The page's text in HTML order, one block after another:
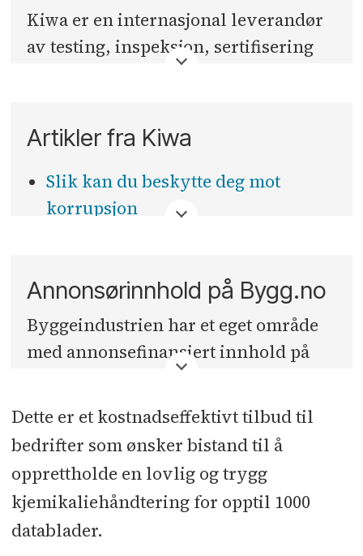
Kiwa er en internasjonal leverandør
av testing, inspeksjon, sertifisering
kvalitet, risiko og sikkerhet. Med 100
års fartstid i Norge har selskapet også
dype røtter i norsk næringsliv.
Les mer her
Artikler fra Kiwa
Slik kan du beskytte deg mot
korrupsjon
Materialtesting for en grønnere
byggebransje
Sikkerhetskontroll og
forskjellen?
Tredjepartsvurdering reduserer
risiko
CE-merking av lastbærende stål- og
aluminiumskonstruksjoner betyr
Annonsørinnhold på Bygg.no
Byggeindustrien har et eget område
med annonsefinansiert innhold på
knyttet opp mot Byggeindustriens
journalister eller redaksjon, men er
en distribusjonskanal for betalt
innholdsmateriell.
Dette er et kostnadseffektivt tilbud til
bedrifter som ønsker bistand til å
opprettholde en lovlig og trygg
kjemikaliehåndtering for opptil 1000
datablader.